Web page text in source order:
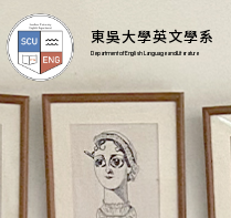
東吳大學英文學系
Department of English Language and Literature